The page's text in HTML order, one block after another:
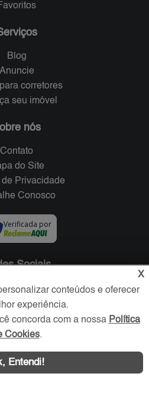
Blog
Anuncie
corretores
seu imóvel
nós
Contato
do Site
de Privacidade
Conosco
Verificada por
Sociais
X
conteúdos e oferecer
experiência.
concorda com a nossa Política
Cookies.
Entendi!